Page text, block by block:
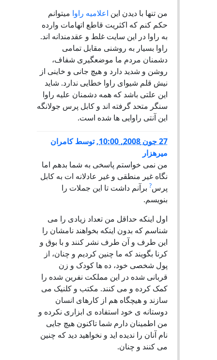
من تنها با دیدن این اعلامیه راوا میتوانم
حکم کنم که اکثریت قاطع اتهامات وارده
به راوا در این سایت غلط و عقدمندانه اند.
راوا بسیار به روشنی مقابل تمامی
دشمنان مردم ما موضعگیری شفاف،
روشن و شدید دارد و هیچ جانی و خاینی از
نیش قلم شیوای راوا خطایی ندارد. شاید
این علتی باشد که همه دشمنان علیه راوا
سنگر متحد گرفته اند و کابل پرس جولانگه
این آنتی راوایی ها شده است.
27 جون 2008, 10:00 ,توسطکامران
میرهزار
من نمی خواستم پاسخی به شما بدهم اما
نگاه غير منطقی و غير عادلانه ات به کابل
پرس? برآنم داشت تا اين جملات را
بنويسم.
اول اينکه حداقل من تعداد زيادی را می
شناسم که بدون اينکه بخواهند نامشان را
اين طرف و آن طرف نشر کنند و با بوق و
کرنا بگويند که ما چنين کرديم و چنان، از
پول شخصی خود، ده ها کودک و زن
قربانی شده در اين مملکت نفرين شده را
کمک کرده و می کنند. مکتب و کلنيک می
سازند و هيچگاه هم از کارهای انسان
دوستانه ی خود استفاده ی ابزاری نکرده و
من اطمينان دارم شما تاکنون هيچ جايی
نام آنان را نديده ايد و نخواهيد ديد که چنين
می کنند و چنان.